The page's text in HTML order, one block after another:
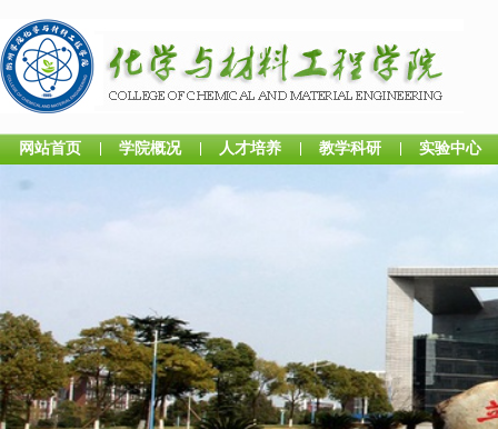
网站首页 学院概况 人才培养 教学科研 实验中心